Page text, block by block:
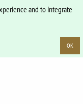
and to integrate
OK